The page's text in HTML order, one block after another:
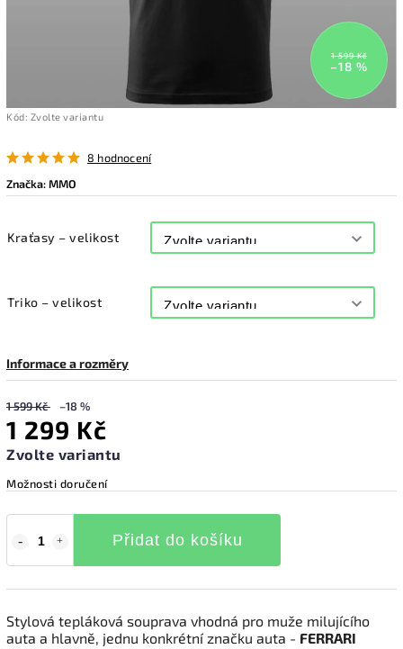
1 599 Kč
–18 %
Kód: Zvolte variantu
8 hodnocení
Značka:MMO
Kraťasy – velikost
Triko – velikost
Informace a rozměry
1 599 Kč –18 %
1 299 Kč
Zvolte variantu
Možnosti doručení
Přidat do košíku
Stylová tepláková souprava vhodná pro muže milujícího
auta a hlavně, jednu konkrétní značku auta - FERRARI